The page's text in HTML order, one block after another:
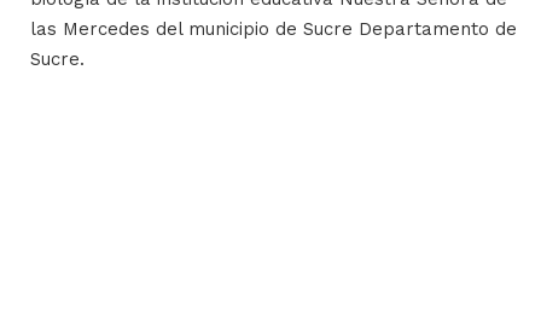
las Mercedes del municipio de Sucre Departamento de
Sucre.